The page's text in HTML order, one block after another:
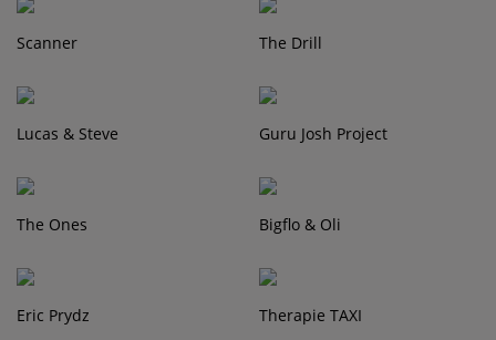
Scanner The Drill
Lucas & Steve Guru Josh Project
The Ones Bigflo & Oli
Eric Prydz Therapie TAXI